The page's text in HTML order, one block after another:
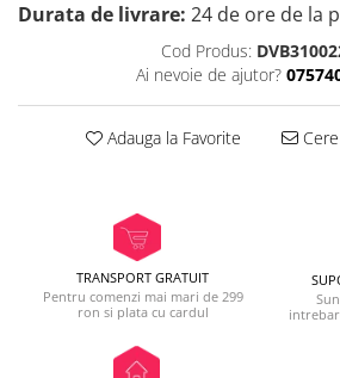
Durata de livrare: 24 de ore de la
Cod Produs:
Ai nevoie de ajutor?
Adauga la Favorite
TRANSPORT GRATUIT
Pentru comenzi mai mari de 299
ron si plata cu cardul